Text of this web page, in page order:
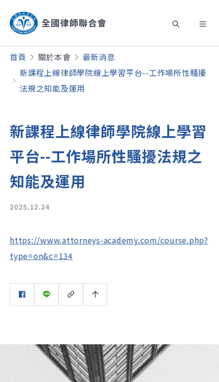
首頁 關於本會
最新消息
新課程上線律師學院線上學習平台--工作場所性騷擾
法規之知能及運用
新課程上線律師學院線上學習
平台--工作場所性騷擾法規之
知能及運用
2025.12.24
https://www.attorneys-academy.com/course.php?
type=on&c=134